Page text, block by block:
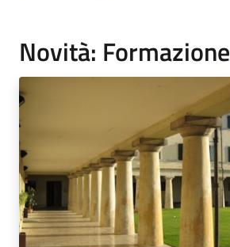
Novità: Formazione